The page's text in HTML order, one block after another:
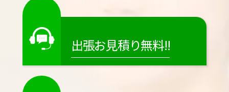
出張お見積り無料!!